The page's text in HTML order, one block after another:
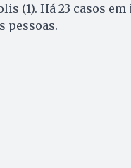
(1). Há 23 casos
pessoas.